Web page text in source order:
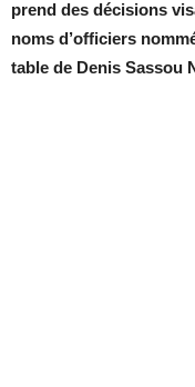
prend des décisions
noms d’officiers
table de Denis Sassou